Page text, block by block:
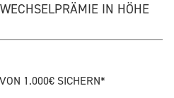
IN HÖHE
1.000€ SICHERN*